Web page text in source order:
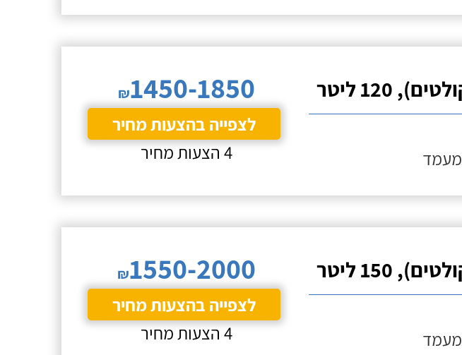
ליטר
מעמד
₪1450-1850
לצפייה בהצעות מחיר
4 הצעות מחיר
ליטר
מעמד
₪1550-2000
לצפייה בהצעות מחיר
4 הצעות מחיר